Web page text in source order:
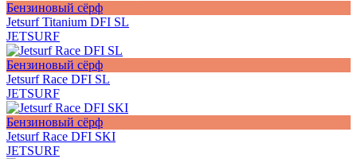
Бензиновый сёрф
Jetsurf Titanium DFI SL
JETSURF
Бензиновый сёрф
Jetsurf Race DFI SL
JETSURF
Бензиновый сёрф
Jetsurf Race DFI SKI
JETSURF